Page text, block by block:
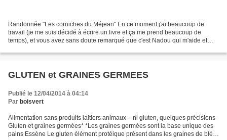
Randonnée "Les corniches du Méjean" En ce moment j'ai beaucoup de
travail (je me suis décidé à écrire un livre et ça me prend beaucoup de
temps), et vous avez sans doute remarqué que c'est Nadou qui m'aide et
GLUTEN et GRAINES GERMEES
Publié le 12/04/2014 à 04:14
Par boisvert
Alimentation sans produits laitiers animaux – ni gluten, quelques précisions
Gluten et graines germées* *Les graines germées sont la base unique des
pains Essène Le gluten élément protéique présent dans les graines de blé –